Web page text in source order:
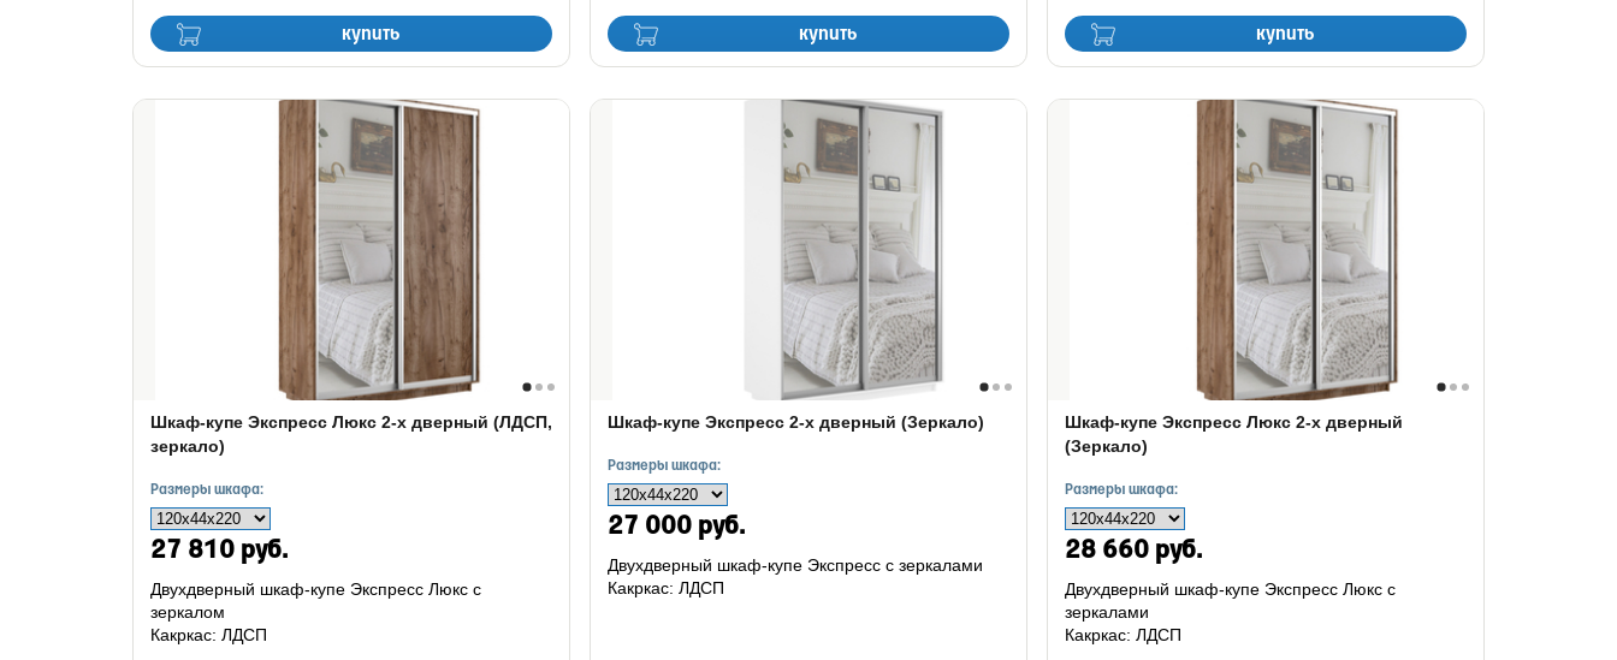
купить купить купить
Шкаф-купе Экспресс Люкс 2-х дверный (ЛДСП,
зеркало)
Размеры шкафа:
27 810 руб.
Двухдверный шкаф-купе Экспресс Люкс с
зеркалом
Какркас: ЛДСП
Шкаф-купе Экспресс 2-х дверный (Зеркало)
Размеры шкафа:
27 000 руб.
Двухдверный шкаф-купе Экспресс с зеркалами
Какркас: ЛДСП
Шкаф-купе Экспресс Люкс 2-х дверный
(Зеркало)
Размеры шкафа:
28 660 руб.
Двухдверный шкаф-купе Экспресс Люкс с
зеркалами
Какркас: ЛДСП